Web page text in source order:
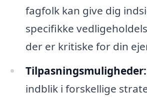
fagfolk kan give dig
specifikke
der er kritiske for din
Tilpasningsmuligheder:
indblik i forskellige